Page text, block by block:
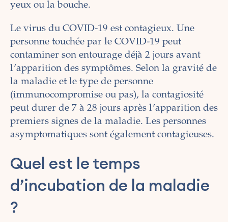
yeux ou la bouche.
Le virus du COVID-19 est contagieux. Une
personne touchée par le COVID-19 peut
contaminer son entourage déjà 2 jours avant
l’apparition des symptômes. Selon la gravité de
la maladie et le type de personne
(immunocompromise ou pas), la contagiosité
peut durer de 7 à 28 jours après l’apparition des
premiers signes de la maladie. Les personnes
asymptomatiques sont également contagieuses.
Quel est le temps
d’incubation de la maladie
?